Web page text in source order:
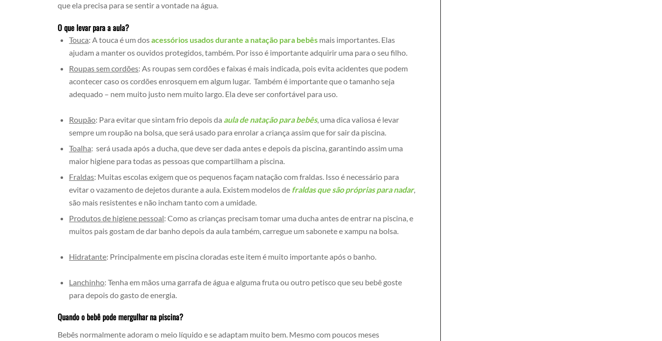
que ela precisa para se sentir a vontade na água.
O que levar para a aula?
Touca: A touca é um dosacessórios usados durante a natação para bebês mais importantes. Elas
ajudam a manter os ouvidos protegidos, também. Por isso é importante adquirir uma para o seu filho.
Roupas sem cordões: As roupas sem cordões e faixas é mais indicada, pois evita acidentes que podem
acontecer caso os cordões enrosquem em algum lugar. Também é importante que o tamanho seja
adequado – nem muito justo nem muito largo. Ela deve ser confortável para uso.
Roupão: Para evitar que sintam frio depois da aula de natação para bebês, uma dica valiosa é levar
sempre um roupão na bolsa, que será usado para enrolar a criança assim que for sair da piscina.
Toalha: será usada após a ducha, que deve ser dada antes e depois da piscina, garantindo assim uma
maior higiene para todas as pessoas que compartilham a piscina.
Fraldas: Muitas escolas exigem que os pequenos façam natação com fraldas. Isso é necessário para
evitar o vazamento de dejetos durante a aula. Existem modelos de fraldas que são próprias para nadar,
são mais resistentes e não incham tanto com a umidade.
Produtos de higiene pessoal: Como as crianças precisam tomar uma ducha antes de entrar na piscina, e
muitos pais gostam de dar banho depois da aula também, carregue um sabonete e xampu na bolsa.
Hidratante: Principalmente em piscina cloradas este item é muito importante após o banho.
Lanchinho: Tenha em mãos uma garrafa de água e alguma fruta ou outro petisco que seu bebê goste
para depois do gasto de energia.
Quando o bebê pode mergulhar na piscina?
Bebês normalmente adoram o meio líquido e se adaptam muito bem. Mesmo com poucos meses